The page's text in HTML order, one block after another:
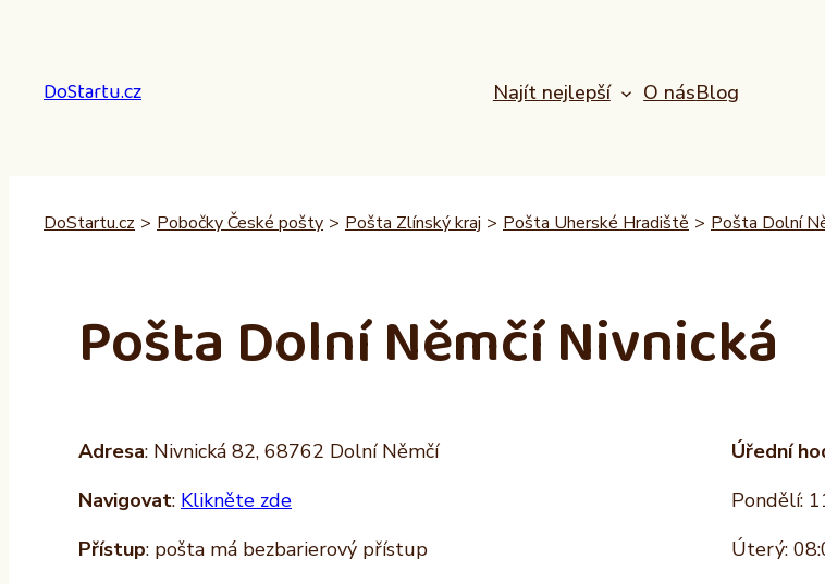
DoStartu.cz Najít nejlepší O násBlog
DoStartu.cz > Pobočky České pošty > Pošta Zlínský kraj > Pošta Uherské Hradiště > Pošta Dolní
Pošta Dolní Němčí Nivnická
Adresa: Nivnická 82, 68762 Dolní Němčí
Navigovat: Klikněte zde
Přístup: pošta má bezbarierový přístup
Úřední
Pondělí:
Úterý: